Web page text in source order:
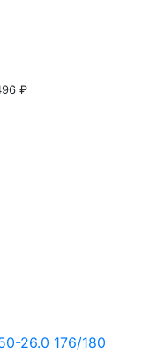
₽
26.0 176/180